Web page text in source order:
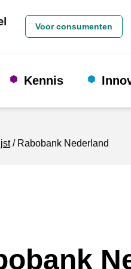
Voor consumenten
Kennis
Rabobank Nederland